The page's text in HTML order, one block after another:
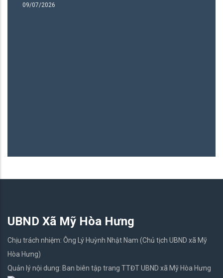
09/07/2026
UBND Xã Mỹ Hòa Hưng
Chịu trách nhiệm: Ông Lý Huỳnh Nhật Nam (Chủ tịch UBND xã Mỹ
Hòa Hưng)
Quản lý nội dung: Ban biên tập trang TTĐT UBND xã Mỹ Hòa Hưng